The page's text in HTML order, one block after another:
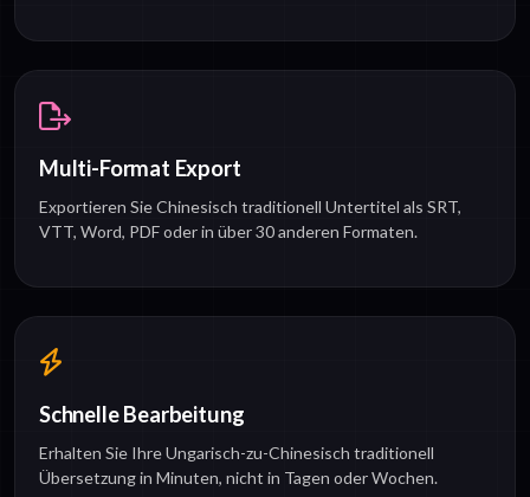
Multi-Format Export
Exportieren Sie Chinesisch traditionell Untertitel als SRT,
VTT, Word, PDF oder in über 30 anderen Formaten.
Schnelle Bearbeitung
Erhalten Sie Ihre Ungarisch-zu-Chinesisch traditionell
Übersetzung in Minuten, nicht in Tagen oder Wochen.